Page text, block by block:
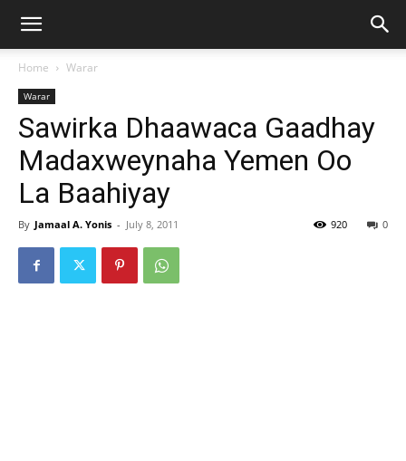
Home Warar
Warar
Sawirka Dhaawaca Gaadhay
Madaxweynaha Yemen Oo
La Baahiyay
By Jamaal A. Yonis - July 8, 2011 0
920